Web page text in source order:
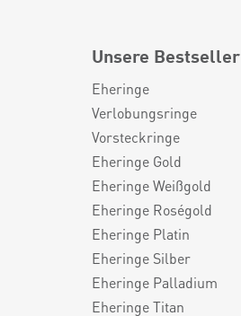
Unsere Bestseller
Eheringe
Verlobungsringe
Vorsteckringe
Eheringe Gold
Eheringe Weißgold
Eheringe Roségold
Eheringe Platin
Eheringe Silber
Eheringe Palladium
Eheringe Titan